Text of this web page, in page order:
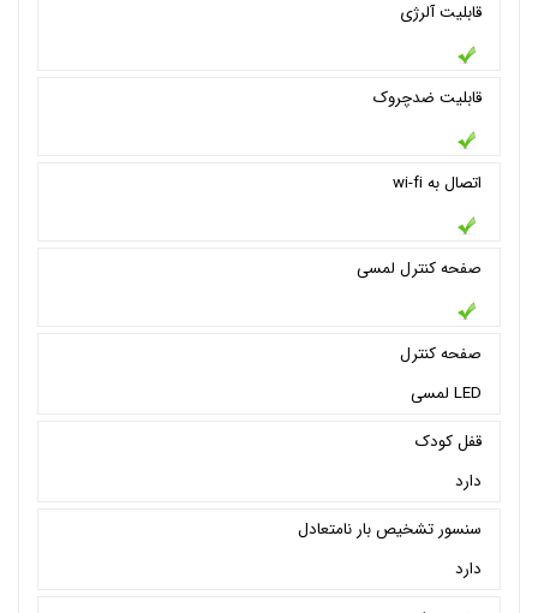
قابلیت آلرژی
قابلیت ضدچروک
اتصال به wi-fi
صفحه کنترل لمسی
صفحه کنترل
LED لمسی
قفل کودک
دارد
سنسور تشخیص بار نامتعادل
دارد